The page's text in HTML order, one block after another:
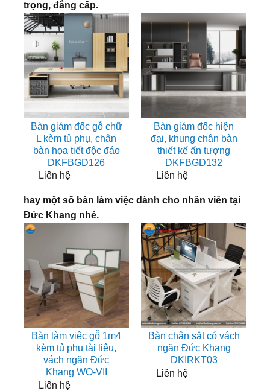
trọng, đẳng cấp.
Bàn giám đốc gỗ chữ
L kèm tủ phụ, chân
bàn họa tiết độc đáo
DKFBGD126
Liên hệ
Bàn giám đốc hiện
đại, khung chân bàn
thiết kế ấn tượng
DKFBGD132
Liên hệ
hay một số bàn làm việc dành cho nhân viên tại
Đức Khang nhé.
Bàn làm việc gỗ 1m4
kèm tủ phụ tài liệu,
vách ngăn Đức
Khang WO-VII
Liên hệ
Bàn chân sắt có vách
ngăn Đức Khang
DKIRKT03
Liên hệ